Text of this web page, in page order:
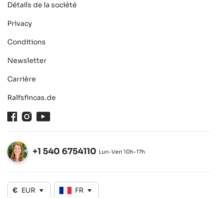
Détails de la société
Privacy
Conditions
Newsletter
Carrière
Ralfsfincas.de
FacebookInstagram
Ouvert
+1 540 6754110 Lun-Ven 10h-17h
€ EUR FR